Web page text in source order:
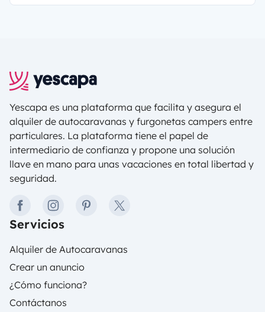
Yescapa es una plataforma que facilita y asegura el
alquiler de autocaravanas y furgonetas campers entre
particulares. La plataforma tiene el papel de
intermediario de confianza y propone una solución
llave en mano para unas vacaciones en total libertad y
seguridad.
facebookinstagrampinteresttwitter
Servicios
Alquiler de Autocaravanas
Crear un anuncio
¿Cómo funciona?
Contáctanos